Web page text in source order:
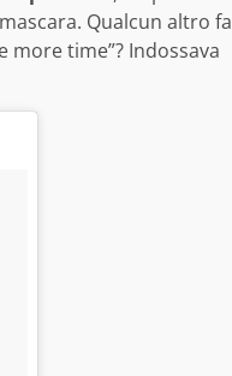
Qualcun altro fa
more time”? Indossava